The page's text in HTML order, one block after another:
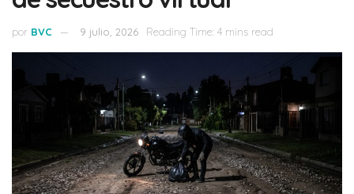
por BVC 9 julio, 2026 Reading Time: 4 mins read